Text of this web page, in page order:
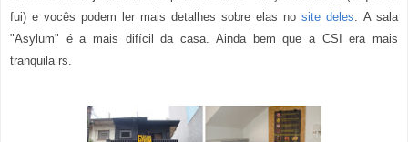
fui) e vocês podem ler mais detalhes sobre elas no site deles. A sala
"Asylum" é a mais difícil da casa. Ainda bem que a CSI era mais
tranquila rs.